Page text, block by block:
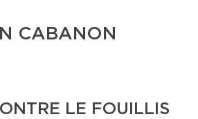
CABANON
LE FOUILLIS